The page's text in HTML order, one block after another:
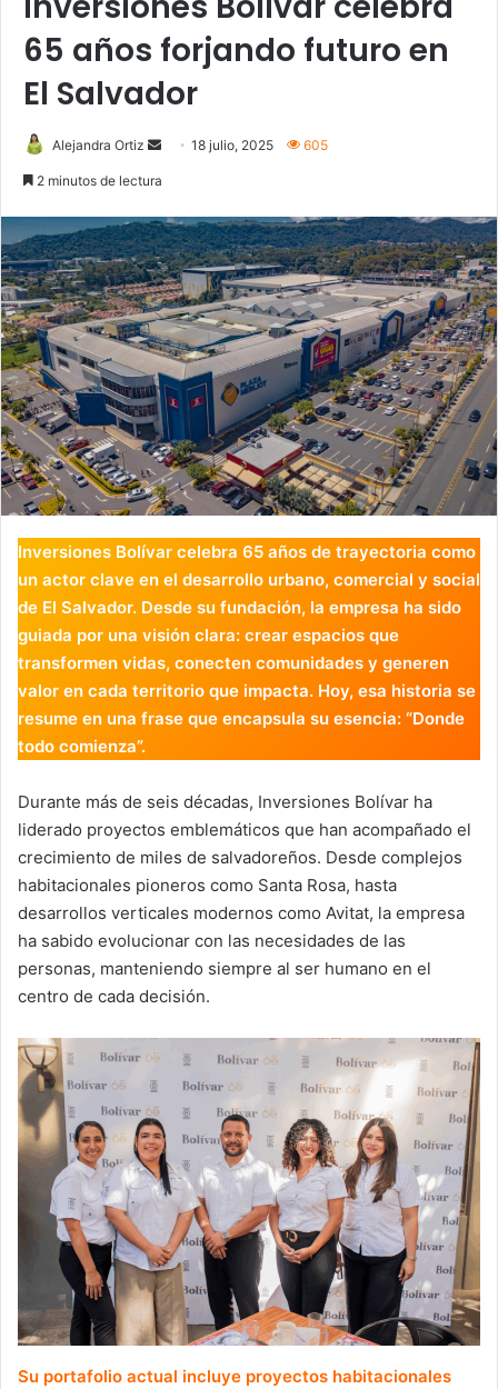
65 años forjando futuro en
El Salvador
Alejandra Ortiz
Send18 julio, 2025 605
2 minutos de lectura
Inversiones Bolívar celebra 65 años de trayectoria como
un actor clave en el desarrollo urbano, comercial y social
de El Salvador. Desde su fundación, la empresa ha sido
guiada por una visión clara: crear espacios que
transformen vidas, conecten comunidades y generen
valor en cada territorio que impacta. Hoy, esa historia se
resume en una frase que encapsula su esencia: “Donde
todo comienza”.
Durante más de seis décadas, Inversiones Bolívar ha
liderado proyectos emblemáticos que han acompañado el
crecimiento de miles de salvadoreños. Desde complejos
habitacionales pioneros como Santa Rosa, hasta
desarrollos verticales modernos como Avitat, la empresa
ha sabido evolucionar con las necesidades de las
personas, manteniendo siempre al ser humano en el
centro de cada decisión.
Su portafolio actual incluye proyectos habitacionales